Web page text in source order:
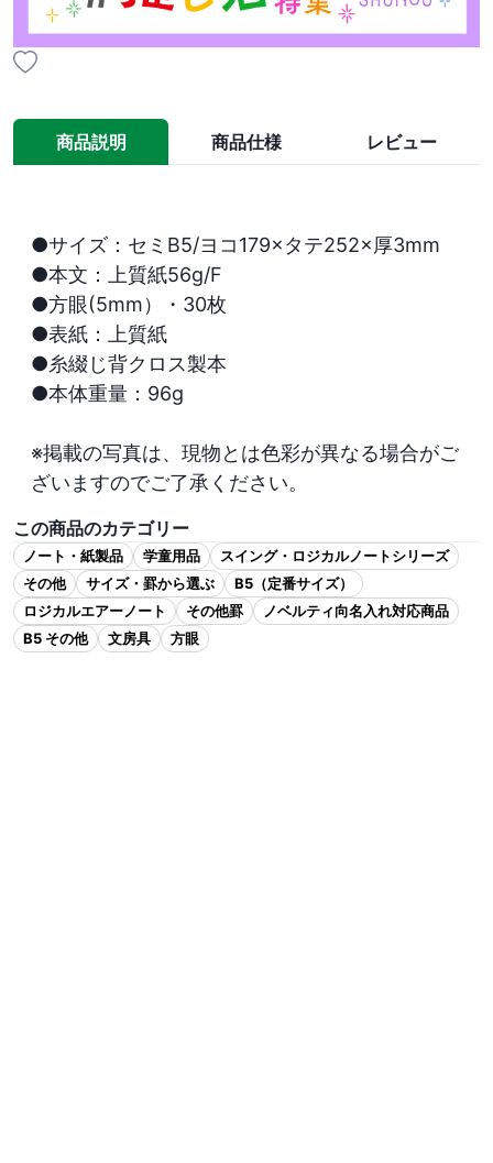
商品説明 商品仕様 レビュー
●サイズ：セミB5/ヨコ179×タテ252×厚3mm
●本文：上質紙56g/F
●方眼(5mm）・30枚
●表紙：上質紙
●糸綴じ背クロス製本
●本体重量：96g
※掲載の写真は、現物とは色彩が異なる場合がご
ざいますのでご了承ください。
この商品のカテゴリー
ノート・紙製品 学童用品
スイング・ロジカルノートシリーズ
その他
サイズ・罫から選ぶ
B5（定番サイズ）
ロジカルエアーノート
その他罫
ノベルティ向名入れ対応商品
B5 その他
文房具 方眼